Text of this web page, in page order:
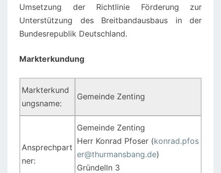
Umsetzung der Richtlinie Förderung zur
Unterstützung des Breitbandausbaus in der
Bundesrepublik Deutschland.
Markterkundung
Markterkund
ungsname:
Gemeinde Zenting
Ansprechpart
ner:
Gemeinde Zenting
Herr Konrad Pfoser (konrad.pfos
er@thurmansbang.de)
Gründelln 3